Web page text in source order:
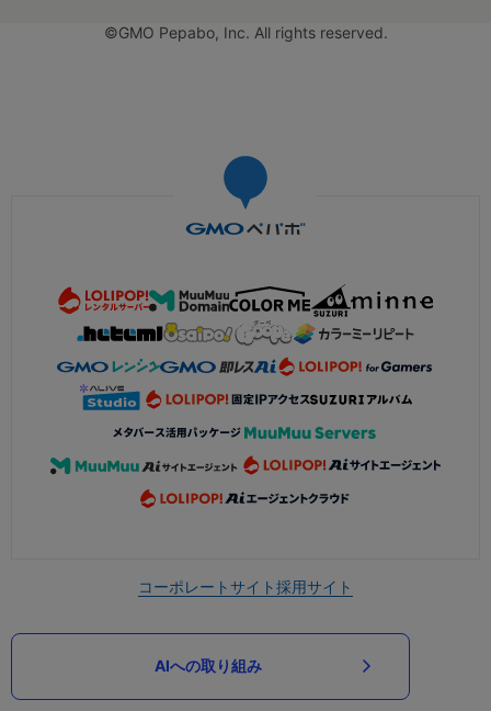
©GMO Pepabo, Inc. All rights reserved.
コーポレートサイト採用サイト
AIへの取り組み